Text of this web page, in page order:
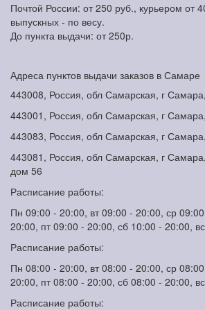
Почтой России: от 250 руб., курьером от
выпускных - по весу.
До пункта выдачи: от 250р.
Адреса пунктов выдачи заказов в Самаре
443008, Россия, обл Самарская, г
443001, Россия, обл Самарская, г
443083, Россия, обл Самарская, г
443081, Россия, обл Самарская, г
дом 56
Расписание работы:
Пн 09:00 - 20:00, вт 09:00 - 20:00, ср
20:00, пт 09:00 - 20:00, сб 10:00 - 20:00,
Расписание работы:
Пн 08:00 - 20:00, вт 08:00 - 20:00, ср
20:00, пт 08:00 - 20:00, сб 08:00 - 20:00,
Расписание работы: